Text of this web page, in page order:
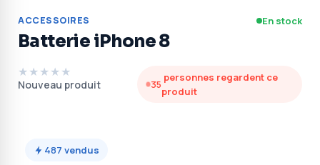
ACCESSOIRES En stock
Batterie iPhone 8
★★★★★
Nouveau produit 35
personnes regardent ce
produit
487 vendus